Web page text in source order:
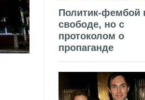
Политик-фембой
свободе, но с
протоколом о
пропаганде